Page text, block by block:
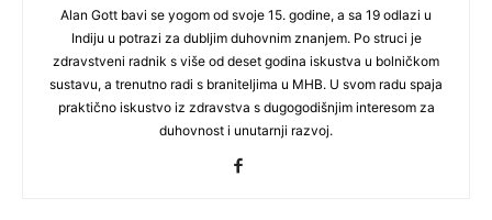
Alan Gott bavi se yogom od svoje 15. godine, a sa 19 odlazi u
Indiju u potrazi za dubljim duhovnim znanjem. Po struci je
zdravstveni radnik s više od deset godina iskustva u bolničkom
sustavu, a trenutno radi s braniteljima u MHB. U svom radu spaja
praktično iskustvo iz zdravstva s dugogodišnjim interesom za
duhovnost i unutarnji razvoj.